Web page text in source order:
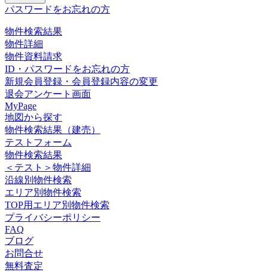
パスワードをお忘れの方
物件検索結果
物件詳細
物件資料請求
ID・パスワードをお忘れの方
新規会員登録・会員登録内容の変更
退会アンケート画面
MyPage
地図から探す
物件検索結果（建売）
テストフォーム
物件検索結果
＜テスト＞物件詳細
沿線別物件検索
エリア別物件検索
TOP用エリア別物件検索
プライバシーポリシー
FAQ
ブログ
お問合せ
無料査定